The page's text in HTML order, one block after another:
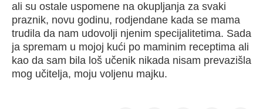
ali su ostale uspomene na okupljanja za svaki
praznik, novu godinu, rodjendane kada se mama
trudila da nam udovolji njenim specijalitetima. Sada
ja spremam u mojoj kući po maminim receptima ali
kao da sam bila loš učenik nikada nisam prevazišla
mog učitelja, moju voljenu majku.